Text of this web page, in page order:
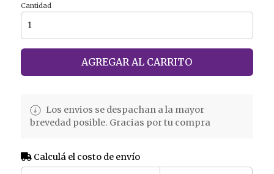
Cantidad
AGREGAR AL CARRITO
Los envios se despachan a la mayor
brevedad posible. Gracias por tu compra
Calculá el costo de envío